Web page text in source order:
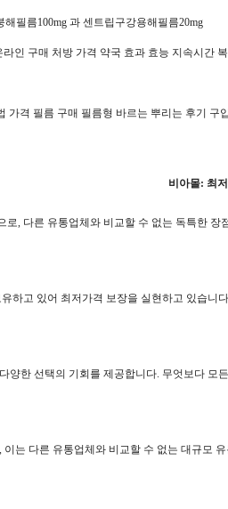
필름100mg 과 센트립구강용해필름20mg
인 구매 처방 가격 약국 효과 효능 지속시간 복
가격 필름 구매 필름형 바르는 뿌리는 후기 구
비아몰: 최
, 다른 유통업체와 비교할 수 없는 독특한
하고 있어 최저가격 보장을 실현하고 있습
양한 선택의 기회를 제공합니다. 무엇보다
는 다른 유통업체와 비교할 수 없는 대규모